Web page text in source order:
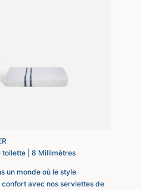
toilette | 8 Millimètres
un monde où le style
avec nos serviettes de